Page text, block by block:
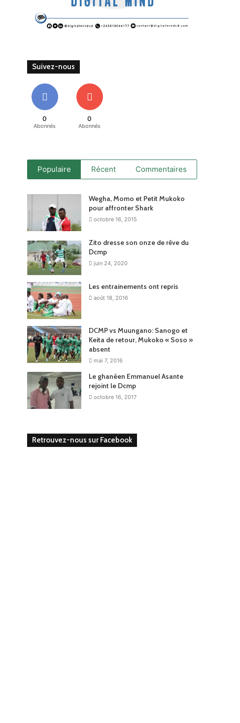
Suivez-nous
0
Abonnés
0
Abonnés
Populaire Récent Commentaires
Wegha, Momo et Petit Mukoko
pour affronter Shark
octobre 16, 2015
Zito dresse son onze de rêve du
Dcmp
juin 24, 2020
Les entrainements ont repris
août 18, 2016
DCMP vs Muungano: Sanogo et
Keita de retour, Mukoko « Soso »
absent
mai 7, 2016
Le ghanéen Emmanuel Asante
rejoint le Dcmp
octobre 16, 2017
Retrouvez-nous sur Facebook